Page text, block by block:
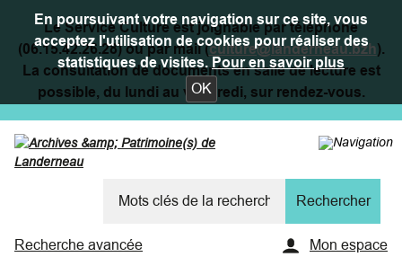
En poursuivant votre navigation sur ce site, vous
acceptez l'utilisation de cookies pour réaliser des
statistiques de visites.Pour en savoir plus
OK
Le Service Culture est joignable par téléphone
(06.15.42.26.28) ou par mail (culture@landerneau.bzh).
La consultation de documents en salle de lecture est
possible, du lundi au vendredi, sur rendez-vous.
Recherche avancée Mon espace